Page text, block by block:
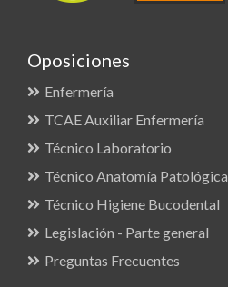
Oposiciones
Enfermería
TCAE Auxiliar Enfermería
Técnico Laboratorio
Técnico Anatomía Patológica
Técnico Higiene Bucodental
Legislación - Parte general
Preguntas Frecuentes